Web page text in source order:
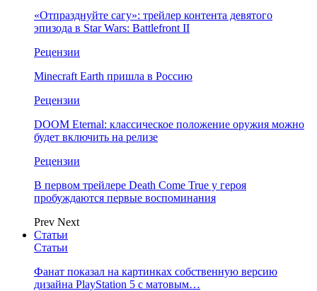
«Отпразднуйте сагу»: трейлер контента девятого
эпизода в Star Wars: Battlefront II
Рецензии
Minecraft Earth пришла в Россию
Рецензии
DOOM Eternal: классическое положение оружия можно
будет включить на релизе
Рецензии
В первом трейлере Death Come True у героя
пробуждаются первые воспоминания
Prev Next
Статьи
Статьи
Фанат показал на картинках собственную версию
дизайна PlayStation 5 с матовым…